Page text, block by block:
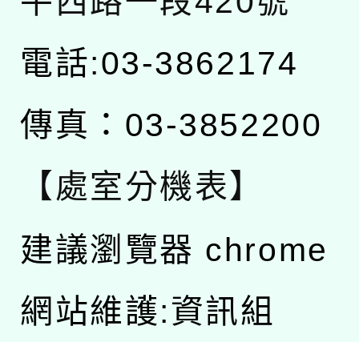
電話:03-3862174
傳真：03-3852200
【處室分機表】
建議瀏覽器 chrome
網站維護:資訊組